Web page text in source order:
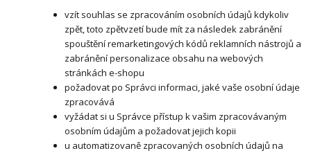
vzít souhlas se zpracováním osobních údajů kdykoliv
zpět, toto zpětvzetí bude mít za následek zabránění
spouštění remarketingových kódů reklamních nástrojů a
zabránění personalizace obsahu na webových
stránkách e-shopu
požadovat po Správci informaci, jaké vaše osobní údaje
zpracovává
vyžádat si u Správce přístup k vašim zpracovávaným
osobním údajům a požadovat jejich kopii
u automatizovaně zpracovaných osobních údajů na